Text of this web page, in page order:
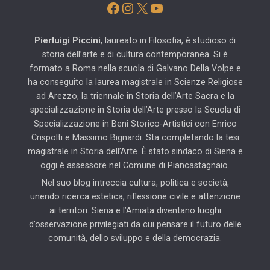
Facebook
Instagram
X YouTube
Pierluigi Piccini, laureato in Filosofia, è studioso di
storia dell’arte e di cultura contemporanea. Si è
formato a Roma nella scuola di Galvano Della Volpe e
ha conseguito la laurea magistrale in Scienze Religiose
ad Arezzo, la triennale in Storia dell’Arte Sacra e la
specializzazione in Storia dell’Arte presso la Scuola di
Specializzazione in Beni Storico-Artistici con Enrico
Crispolti e Massimo Bignardi. Sta completando la tesi
magistrale in Storia dell’Arte. È stato sindaco di Siena e
oggi è assessore nel Comune di Piancastagnaio.
Nel suo blog intreccia cultura, politica e società,
unendo ricerca estetica, riflessione civile e attenzione
ai territori. Siena e l’Amiata diventano luoghi
d’osservazione privilegiati da cui pensare il futuro delle
comunità, dello sviluppo e della democrazia.